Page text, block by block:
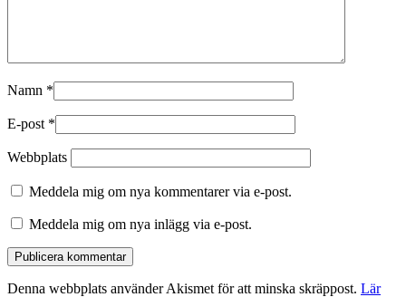
Namn *
E-post *
Webbplats
Meddela mig om nya kommentarer via e-post.
Meddela mig om nya inlägg via e-post.
Denna webbplats använder Akismet för att minska skräppost. Lär